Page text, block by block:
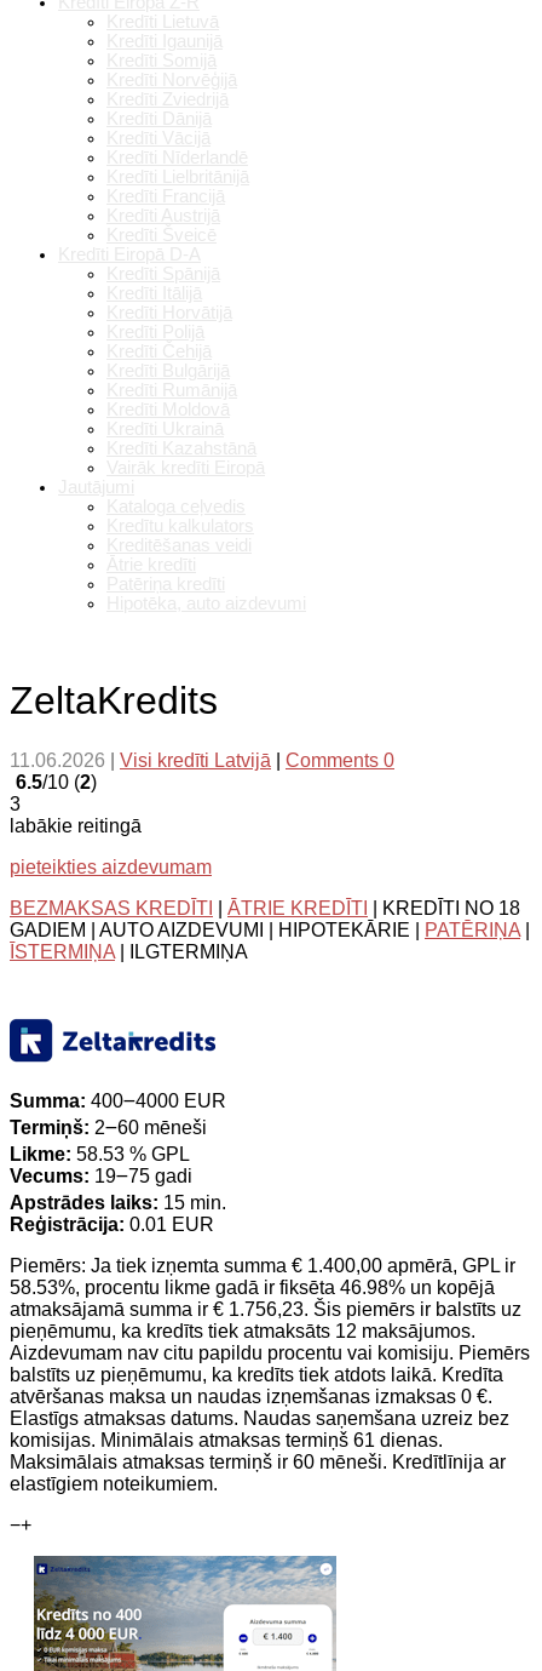
ZeltaKredits
11.06.2026 Visi kredīti Latvijā
Comments 0
6.5/10 (2)
3
labākie reitingā
pieteikties aizdevumam
BEZMAKSAS KREDĪTI
ĀTRIE KREDĪTI
| KREDĪTI NO 18
GADIEM | AUTO AIZDEVUMI | HIPOTEKĀRIE |
PATĒRIŅA
ĪSTERMIŅA | ILGTERMIŅA
Summa: 400౼4000 EUR
Termiņš: 2౼60 mēneši
Likme: 58.53 % GPL
Vecums: 19౼75 gadi
Apstrādes laiks: 15 min.
Reģistrācija: 0.01 EUR
Piemērs: Ja tiek izņemta summa € 1.400,00 apmērā, GPL ir
58.53%, procentu likme gadā ir fiksēta 46.98% un kopējā
atmaksājamā summa ir € 1.756,23. Šis piemērs ir balstīts uz
pieņēmumu, ka kredīts tiek atmaksāts 12 maksājumos.
Aizdevumam nav citu papildu procentu vai komisiju. Piemērs
balstīts uz pieņēmumu, ka kredīts tiek atdots laikā. Kredīta
atvēršanas maksa un naudas izņemšanas izmaksas 0 €.
Elastīgs atmaksas datums. Naudas saņemšana uzreiz bez
komisijas. Minimālais atmaksas termiņš 61 dienas.
Maksimālais atmaksas termiņš ir 60 mēneši. Kredītlīnija ar
elastīgiem noteikumiem.
−+